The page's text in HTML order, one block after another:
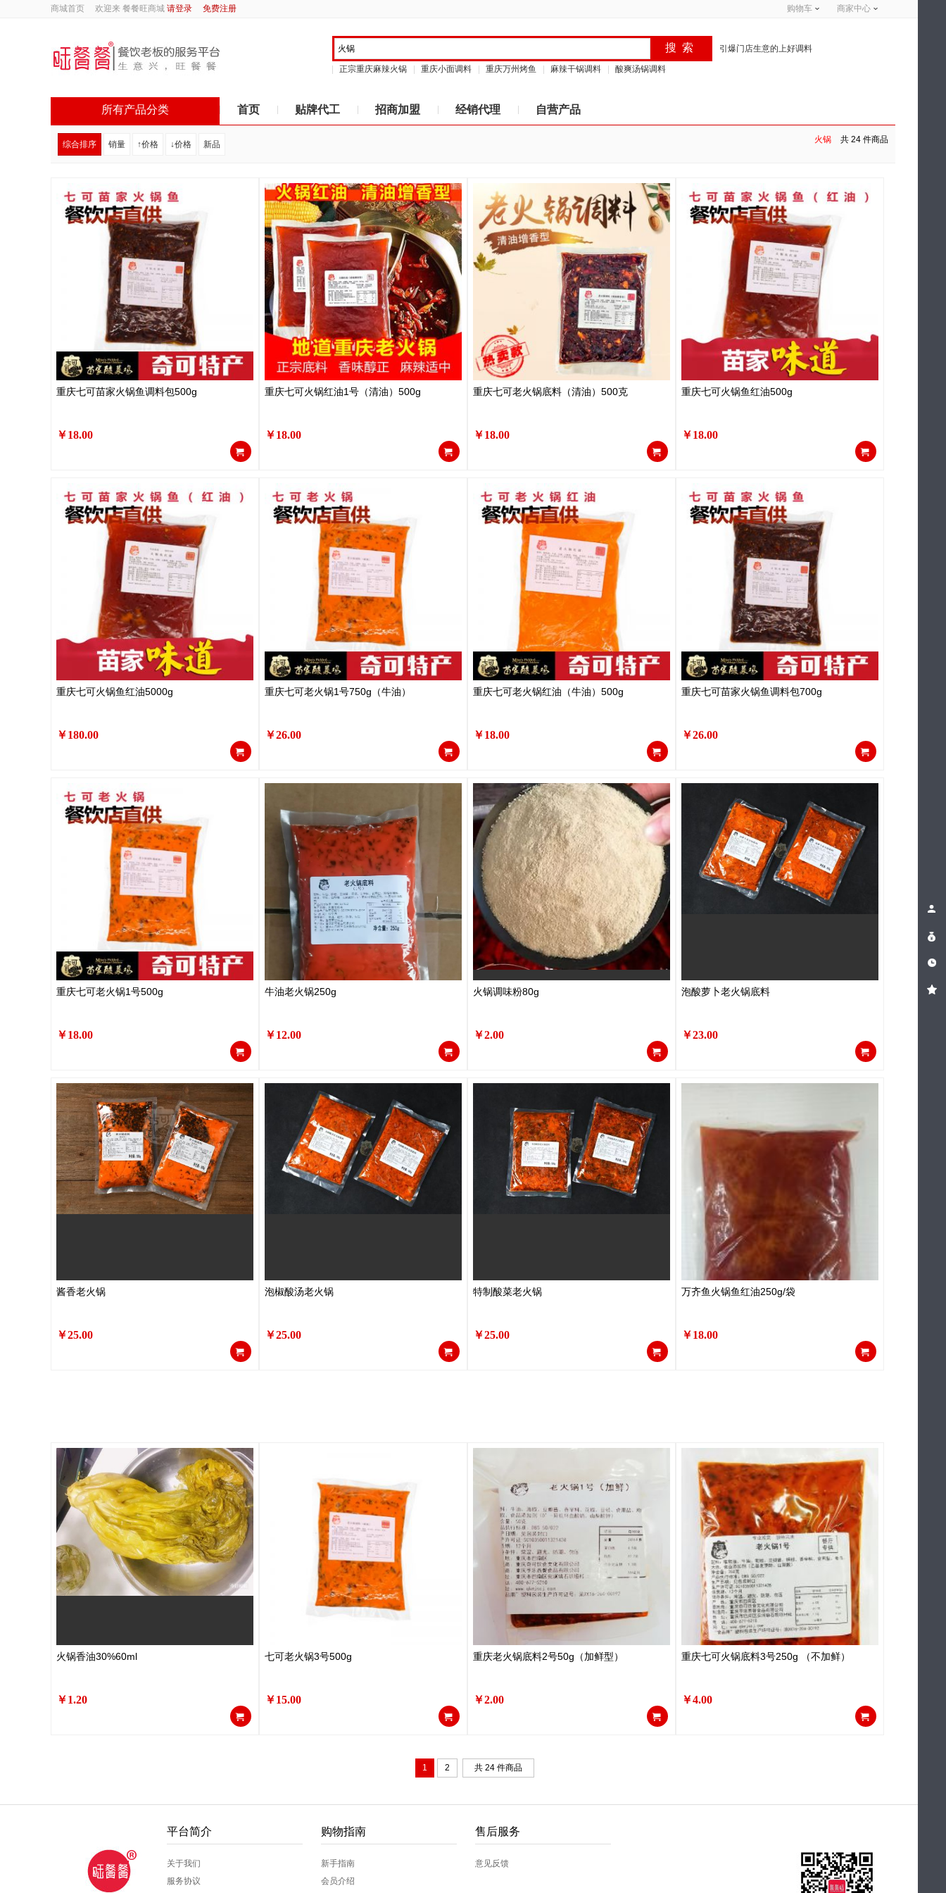
购物车 商家中心
商城首页 欢迎来 餐餐旺商城 请登录 免费注册
引爆门店生意的上好调料
正宗重庆麻辣火锅 重庆小面调料 重庆万州烤鱼 麻辣干锅调料 酸爽汤锅调料
所有产品分类 首页 贴牌代工 招商加盟 经销代理 自营产品
火锅 共 24 件商品
综合排序 销量 ↑价格 ↓价格 新品
重庆七可苗家火锅鱼调料包500g
￥18.00
重庆七可火锅红油1号（清油）500g
￥18.00
重庆七可老火锅底料（清油）500克
￥18.00
重庆七可火锅鱼红油500g
￥18.00
重庆七可火锅鱼红油5000g
￥180.00
重庆七可老火锅1号750g（牛油）
￥26.00
重庆七可老火锅红油（牛油）500g
￥18.00
重庆七可苗家火锅鱼调料包700g
￥26.00
重庆七可老火锅1号500g
￥18.00
牛油老火锅250g
￥12.00
火锅调味粉80g
￥2.00
泡酸萝卜老火锅底料
￥23.00
酱香老火锅
￥25.00
泡椒酸汤老火锅
￥25.00
特制酸菜老火锅
￥25.00
万齐鱼火锅鱼红油250g/袋
￥18.00
火锅香油30%60ml
￥1.20
七可老火锅3号500g
￥15.00
重庆老火锅底料2号50g（加鲜型）
￥2.00
重庆七可火锅底料3号250g （不加鲜）
￥4.00
1 2 共 24 件商品
平台简介
关于我们
服务协议
购物指南
新手指南
会员介绍
售后服务
意见反馈